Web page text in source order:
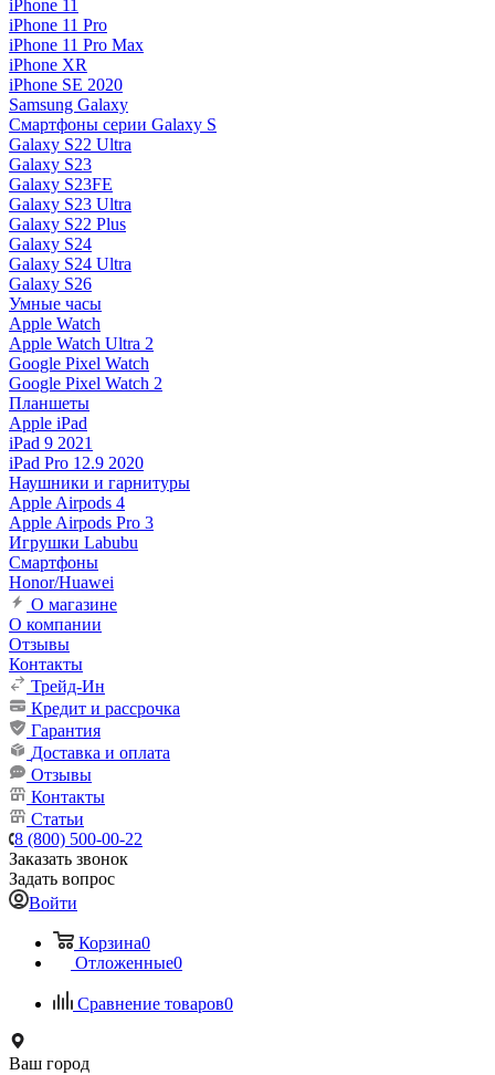
iPhone 11
iPhone 11 Pro
iPhone 11 Pro Max
iPhone XR
iPhone SE 2020
Samsung Galaxy
Смартфоны серии Galaxy S
Galaxy S22 Ultra
Galaxy S23
Galaxy S23FE
Galaxy S23 Ultra
Galaxy S22 Plus
Galaxy S24
Galaxy S24 Ultra
Galaxy S26
Умные часы
Apple Watch
Apple Watch Ultra 2
Google Pixel Watch
Google Pixel Watch 2
Планшеты
Apple iPad
iPad 9 2021
iPad Pro 12.9 2020
Наушники и гарнитуры
Apple Airpods 4
Apple Airpods Pro 3
Игрушки Labubu
Смартфоны
Honor/Huawei
О магазине
О компании
Отзывы
Контакты
Трейд-Ин
Кредит и рассрочка
Гарантия
Доставка и оплата
Отзывы
Контакты
Статьи
8 (800) 500-00-22
Заказать звонок
Задать вопрос
Войти
Корзина0
Отложенные0
Сравнение товаров0
Ваш город